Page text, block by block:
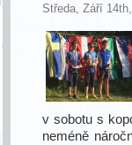
Středa, Září
v sobotu s
neméně